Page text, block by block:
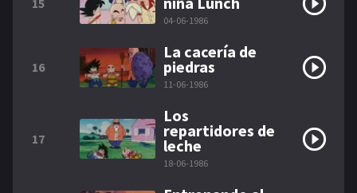
15
04-06-1986
16
La cacería de
piedras
11-06-1986
17
Los
repartidores de
leche
18-06-1986